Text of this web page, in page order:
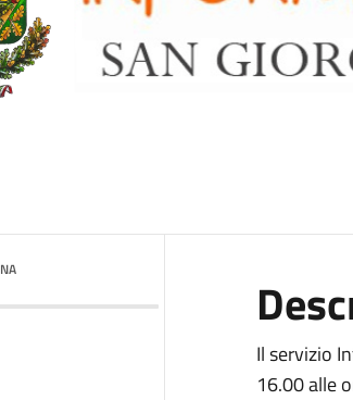
Il servizio
16.00 alle